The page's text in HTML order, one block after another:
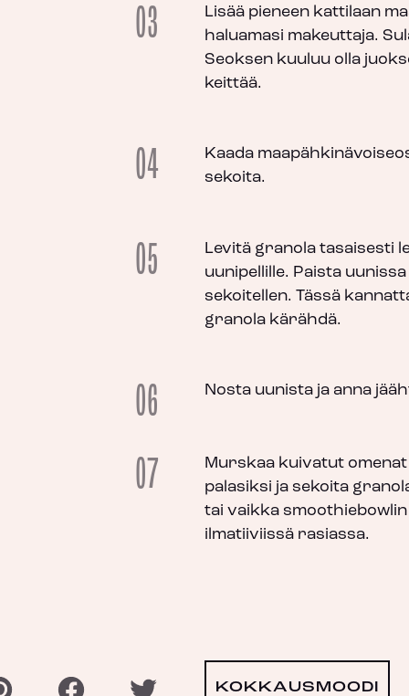
03
Lisää pieneen kattilaan
haluamasi makeuttaja.
Seoksen kuuluu olla
keittää.
04
Kaada
sekoita.
05
Levitä granola tasaisesti
uunipellille. Paista
sekoitellen. Tässä
granola kärähdä.
06 Nosta uunista ja anna
07
Murskaa kuivatut
palasiksi ja sekoita
tai vaikka
ilmatiiviissä rasiassa.
KOKKAUSMOODI